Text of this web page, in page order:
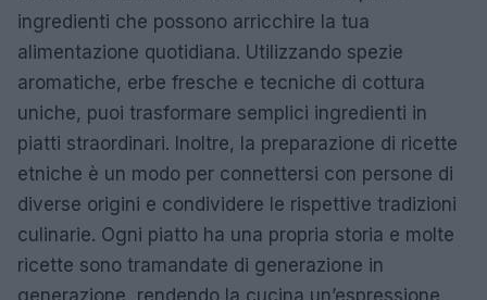
ingredienti che possono arricchire la tua
alimentazione quotidiana. Utilizzando spezie
aromatiche, erbe fresche e tecniche di cottura
uniche, puoi trasformare semplici ingredienti in
piatti straordinari. Inoltre, la preparazione di ricette
etniche è un modo per connettersi con persone di
diverse origini e condividere le rispettive tradizioni
culinarie. Ogni piatto ha una propria storia e molte
ricette sono tramandate di generazione in
generazione, rendendo la cucina un’espressione